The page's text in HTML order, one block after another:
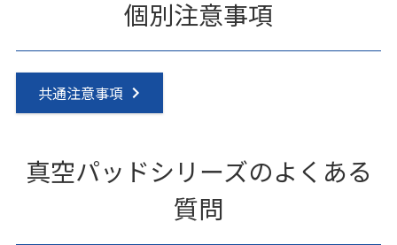
個別注意事項
共通注意事項
真空パッドシリーズのよくある
質問